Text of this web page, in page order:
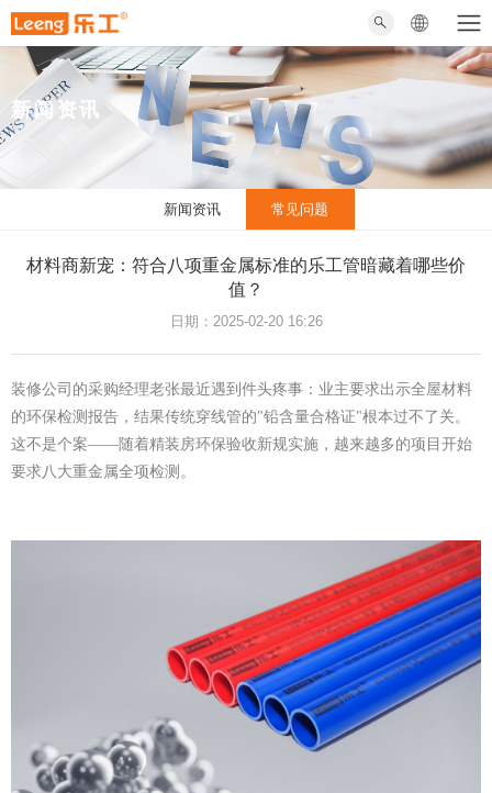
新闻资讯
新闻资讯 常见问题
材料商新宠：符合八项重金属标准的乐工管暗藏着哪些价
值？
日期：2025-02-20 16:26
装修公司的采购经理老张最近遇到件头疼事：业主要求出示全屋材料
的环保检测报告，结果传统穿线管的"铅含量合格证"根本过不了关。
这不是个案——随着精装房环保验收新规实施，越来越多的项目开始
要求八大重金属全项检测。